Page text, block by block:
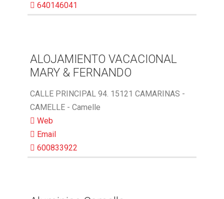
640146041
ALOJAMIENTO VACACIONAL
MARY & FERNANDO
CALLE PRINCIPAL 94. 15121 CAMARINAS -
CAMELLE - Camelle
Web
Email
600833922